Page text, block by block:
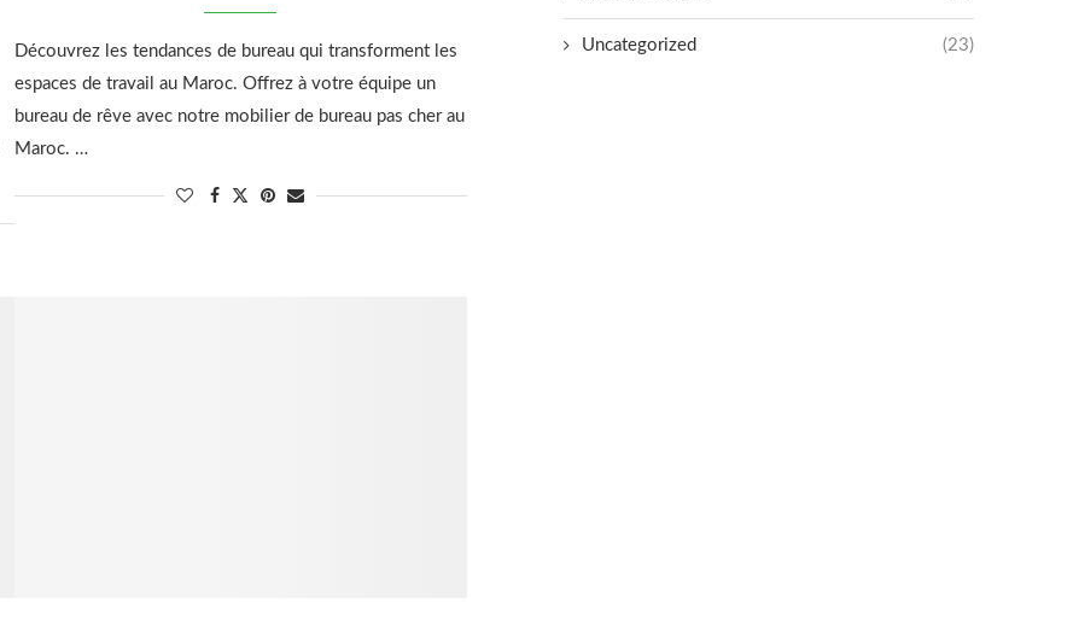
Découvrez les tendances de bureau qui transforment les
espaces de travail au Maroc. Offrez à votre équipe un
bureau de rêve avec notre mobilier de bureau pas cher au
Maroc. …
Uncategorized (23)